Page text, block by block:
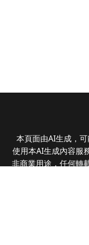
本頁面由AI生成，可
使用本AI生成內容服
非商業用途，任何轉